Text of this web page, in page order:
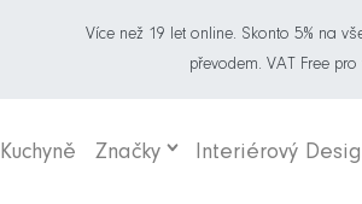
Více než 19 let online. Skonto 5% na
převodem. VAT Free pro
Kuchyně Značky Interiérový